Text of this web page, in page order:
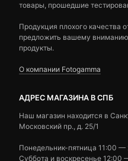
товары, прошедшие
Продукция плохого качества
предложить вашему
продукты.
О компании Fotogamma
АДРЕС МАГАЗИНА В СПБ
Наш магазин находится в
Московский пр., д. 25/1
Понедельник-пятница 11:00 —
Суббота и воскресенье 12:00